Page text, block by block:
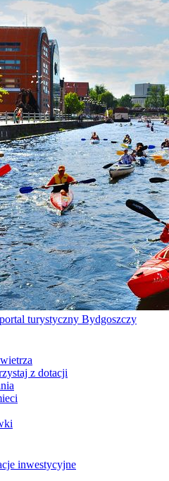
turystyczny Bydgoszczy
z dotacji
inwestycyjne